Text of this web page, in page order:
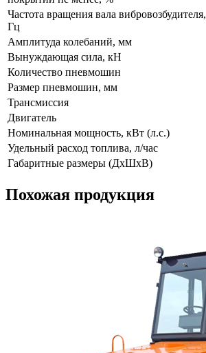
Частота вращения вала вибровозбудителя,
Гц
Амплитуда колебаний, мм
Вынуждающая сила, кН
Количество пневмошин
Размер пневмошин, мм
Трансмиссия
Двигатель
Номинальная мощность, кВт (л.с.)
Удельный расход топлива, л/час
Габаритные размеры (ДxШxВ)
Похожая продукция